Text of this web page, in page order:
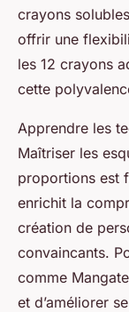
crayons
offrir une
les 12 crayons
cette
Apprendre les
Maîtriser les
proportions est
enrichit la
création de
convaincants.
comme
et d’améliorer